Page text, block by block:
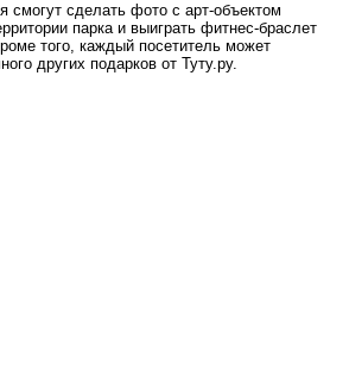
смогут сделать фото с арт-объектом
парка и выиграть фитнес-браслет
того, каждый посетитель может
других подарков от Туту.ру.